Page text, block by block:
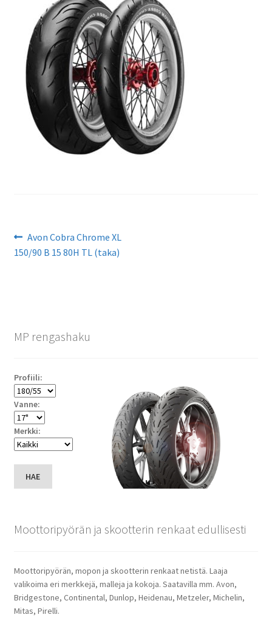
Artikkelien
selaus
Edellinen
artikkeli
Avon Cobra Chrome XL
150/90 B 15 80H TL (taka)
MP rengashaku
Profiili:
Vanne:
Merkki:
HAE
Moottoripyörän ja skootterin renkaat edullisesti
Moottoripyörän, mopon ja skootterin renkaat netistä. Laaja
valikoima eri merkkejä, malleja ja kokoja. Saatavilla mm. Avon,
Bridgestone, Continental, Dunlop, Heidenau, Metzeler, Michelin,
Mitas, Pirelli.